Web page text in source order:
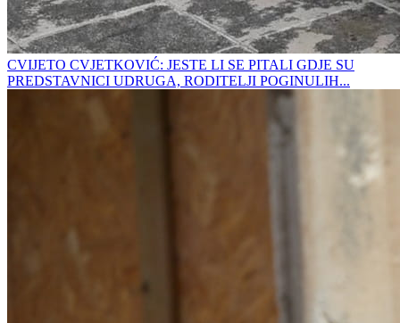
CVIJETO CVJETKOVIĆ: JESTE LI SE PITALI GDJE SU
PREDSTAVNICI UDRUGA, RODITELJI POGINULIH...